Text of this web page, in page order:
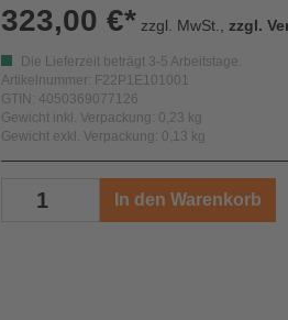
323,00 €* zzgl. MwSt., zzgl.
Die Lieferzeit beträgt 3-5 Arbeitstage.
Artikelnummer: F22P1E101001
GTIN: 4050369077126
Gewicht inkl. Verpackung: 0,23 kg
Gewicht exkl. Verpackung: 0,13 kg
In den Warenkorb